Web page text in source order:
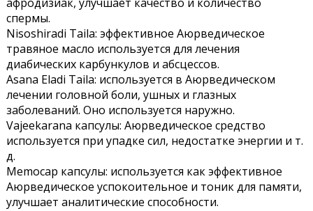
афродизиак, улучшает качество и количество
спермы.
Nisoshiradi Taila: эффективное Аюрведическое
травяное масло используется для лечения
диабических карбункулов и абсцессов.
Asana Eladi Taila: используется в Аюрведическом
лечении головной боли, ушных и глазных
заболеваний. Оно используется наружно.
Vajeekarana капсулы: Аюрведическое средство
используется при упадке сил, недостатке энергии и т.
д.
Memocap капсулы: используется как эффективное
Аюрведическое успокоительное и тоник для памяти,
улучшает аналитические способности.